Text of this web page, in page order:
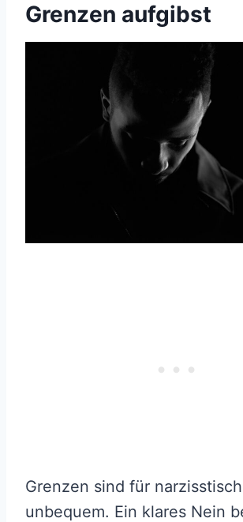
Grenzen aufgibst
Grenzen sind für
unbequem. Ein klares Nein